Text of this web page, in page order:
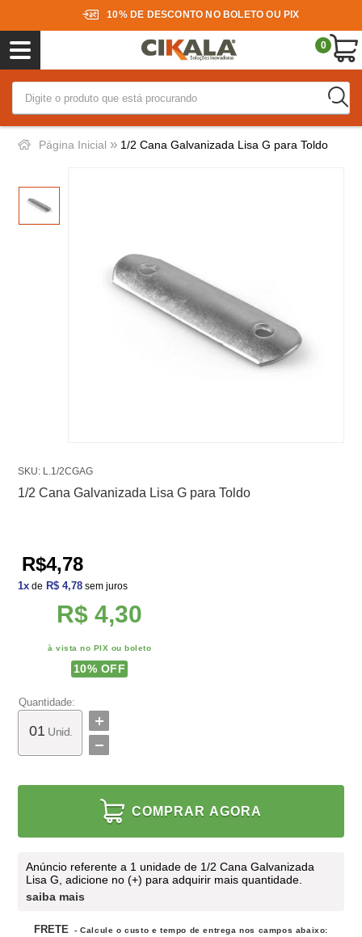
10% DE DESCONTO NO BOLETO OU PIX
0
Página Inicial » 1/2 Cana Galvanizada Lisa G para Toldo
SKU: L.1/2CGAG
1/2 Cana Galvanizada Lisa G para Toldo
R$4,78
1x de R$ 4,78 sem juros
R$ 4,30
à vista no PIX ou boleto
10% OFF
Quantidade:
Unid.
COMPRAR AGORA
Anúncio referente a 1 unidade de 1/2 Cana Galvanizada
Lisa G, adicione no (+) para adquirir mais quantidade.
saiba mais
FRETE - Calcule o custo e tempo de entrega nos campos abaixo: